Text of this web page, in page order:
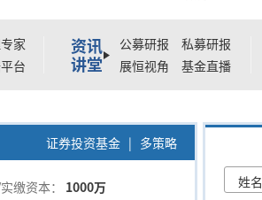
家
台
资讯
讲堂
公募研报
私募研报
展恒视角
基金直播
姓名
证券投资基金 | 多策略
缴资本： 1000万